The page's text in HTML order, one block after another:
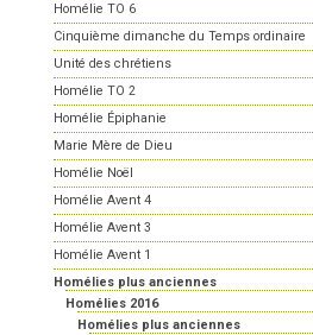
Homélie TO 6
Cinquième dimanche du Temps ordinaire
Unité des chrétiens
Homélie TO 2
Homélie Épiphanie
Marie Mère de Dieu
Homélie Noël
Homélie Avent 4
Homélie Avent 3
Homélie Avent 1
Homélies plus anciennes
Homélies 2016
Homélies plus anciennes